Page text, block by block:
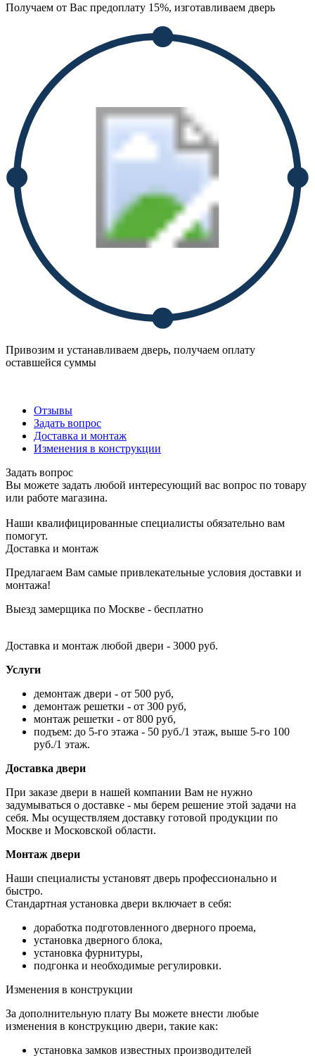
Получаем от Вас предоплату 15%, изготавливаем дверь
Привозим и устанавливаем дверь, получаем оплату
оставшейся суммы
Отзывы
Задать вопрос
Доставка и монтаж
Изменения в конструкции
Задать вопрос
Вы можете задать любой интересующий вас вопрос по товару
или работе магазина.
Наши квалифицированные специалисты обязательно вам
помогут.
Доставка и монтаж
Предлагаем Вам самые привлекательные условия доставки и
монтажа!
Выезд замерщика по Москве - бесплатно
Доставка и монтаж любой двери - 3000 руб.
Услуги
демонтаж двери - от 500 руб,
демонтаж решетки - от 300 руб,
монтаж решетки - от 800 руб,
подъем: до 5-го этажа - 50 руб./1 этаж, выше 5-го 100
руб./1 этаж.
Доставка двери
При заказе двери в нашей компании Вам не нужно
задумываться о доставке - мы берем решение этой задачи на
себя. Мы осуществляем доставку готовой продукции по
Москве и Московской области.
Монтаж двери
Наши специалисты установят дверь профессионально и
быстро.
Стандартная установка двери включает в себя:
доработка подготовленного дверного проема,
установка дверного блока,
установка фурнитуры,
подгонка и необходимые регулировки.
Изменения в конструкции
За дополнительную плату Вы можете внести любые
изменения в конструкцию двери, такие как:
установка замков известных производителей